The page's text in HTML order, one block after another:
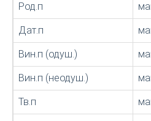
Род.п
Дат.п
Вин.п (одуш.)
Вин.п (неодуш.)
Тв.п